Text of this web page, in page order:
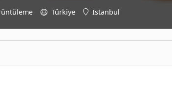
Türkiye Istanbul